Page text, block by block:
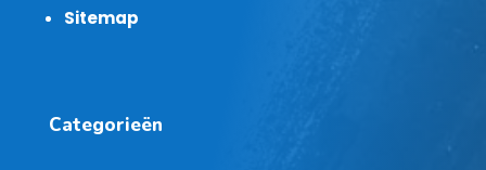
Sitemap
Categorieën